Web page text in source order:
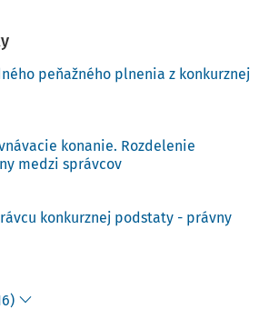
peňažného plnenia z konkurznej
konanie. Rozdelenie
medzi správcov
konkurznej podstaty - právny